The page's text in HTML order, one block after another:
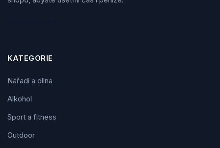
KATEGORIE
Nářadí a dílna
Alkohol
Sport a fitness
Outdoor